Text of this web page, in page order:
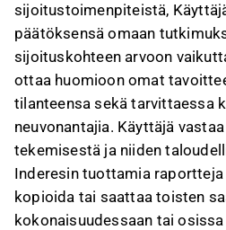
sijoitustoimenpiteistä,
päätöksensä omaan
sijoituskohteen arvoon
ottaa huomioon omat
tilanteensa sekä tarvittaessa
neuvonantajia. Käyttäjä
tekemisestä ja niiden
Inderesin tuottamia raportteja
kopioida tai saattaa toisten
kokonaisuudessaan tai